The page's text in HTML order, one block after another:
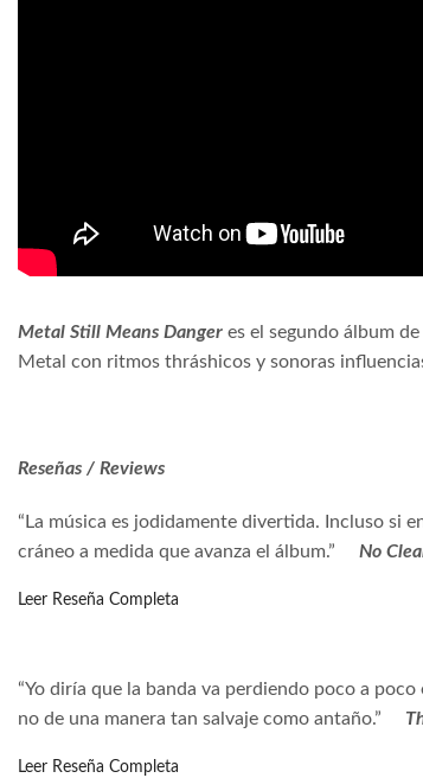
Metal Still Means Danger es el segundo álbum
Metal con ritmos thráshicos y sonoras
Reseñas / Reviews
“La música es jodidamente divertida. Incluso si
cráneo a medida que avanza el álbum.”
No
Leer Reseña Completa
“Yo diría que la banda va perdiendo poco a
no de una manera tan salvaje como antaño.”
Leer Reseña Completa